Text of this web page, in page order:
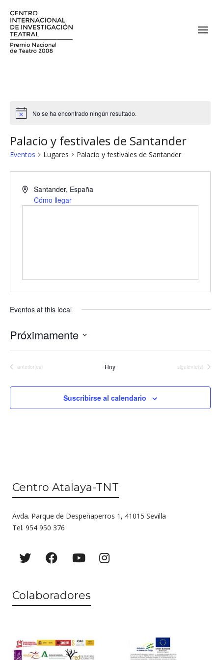
No se ha encontrado ningún resultado.
Palacio y festivales de Santander
Eventos Lugares Palacio y festivales de Santander
Santander, España
Cómo llegar
Eventos at this local
Próximamente
Eventos
anterior(es) Hoy Eventos
siguiente(s)
Suscribirse al calendario
Centro Atalaya-TNT
Avda. Parque de Despeñaperros 1, 41015 Sevilla
Tel. 954 950 376
Colaboradores